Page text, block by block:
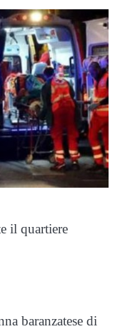
il quartiere
baranzatese di